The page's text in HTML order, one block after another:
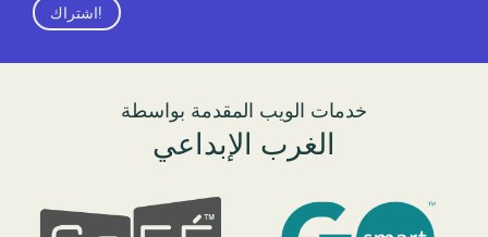
اشتراك!
خدمات الويب المقدمة بواسطة
الغرب الإبداعي